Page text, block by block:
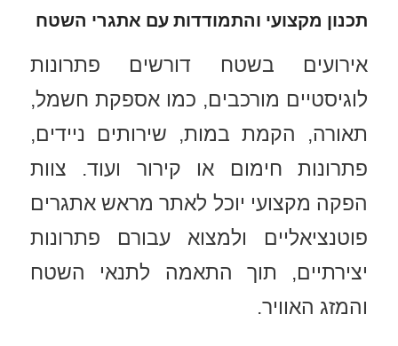
תכנון מקצועי והתמודדות עם אתגרי השטח
אירועים בשטח דורשים פתרונות
לוגיסטיים מורכבים, כמו אספקת חשמל,
תאורה, הקמת במות, שירותים ניידים,
פתרונות חימום או קירור ועוד. צוות
הפקה מקצועי יוכל לאתר מראש אתגרים
פוטנציאליים ולמצוא עבורם פתרונות
יצירתיים, תוך התאמה לתנאי השטח
והמזג האוויר.